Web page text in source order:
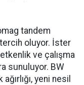
tandem
oluyor. İster
ve çalışma
sunuluyor. BW
yeni nesil